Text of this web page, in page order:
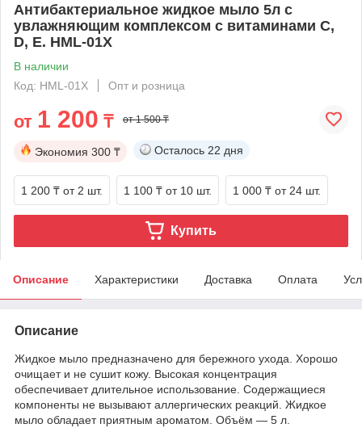
Антибактериальное жидкое мыло 5л с
увлажняющим комплексом с витаминами C,
D, E. HML-01X
В наличии
Код: HML-01X
Опт и розница
от 1 200 ₸ от 1 500 ₸
Экономия 300 ₸ Осталось 22 дня
1 200 ₸ от 2 шт. 1 100 ₸ от 10 шт. 1 000 ₸ от 24 шт.
Купить
Описание Характеристики Доставка Оплата
Описание
Жидкое мыло предназначено для бережного ухода. Хорошо
очищает и не сушит кожу. Высокая концентрация
обеспечивает длительное использование. Содержащиеся
компоненты не вызывают аллергических реакций. Жидкое
мыло обладает приятным ароматом. Объём — 5 л.